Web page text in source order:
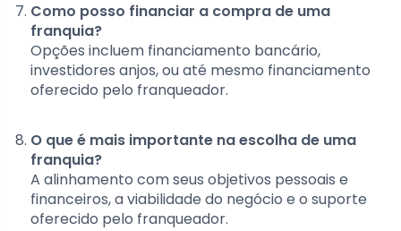
Como posso financiar a compra de uma
franquia?
Opções incluem financiamento bancário,
investidores anjos, ou até mesmo financiamento
oferecido pelo franqueador.
O que é mais importante na escolha de uma
franquia?
A alinhamento com seus objetivos pessoais e
financeiros, a viabilidade do negócio e o suporte
oferecido pelo franqueador.